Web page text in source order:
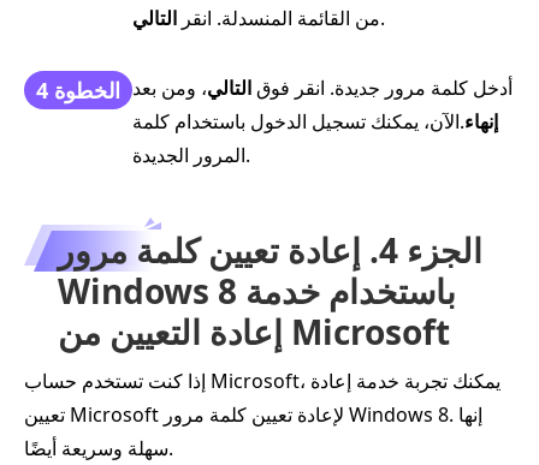
من القائمة المنسدلة. انقر التالي .
الخطوة 4 أدخل كلمة مرور جديدة. انقر فوقالتالي، ومن بعد
إنهاء.الآن، يمكنك تسجيل الدخول باستخدام كلمة
المرور الجديدة.
الجزء 4. إعادة تعيين كلمة مرور
Windows 8 باستخدام خدمة
إعادة التعيين من Microsoft
إذا كنت تستخدم حساب Microsoft، يمكنك تجربة خدمة إعادة
تعيين Microsoft لإعادة تعيين كلمة مرور Windows 8. إنها
سهلة وسريعة أيضًا.